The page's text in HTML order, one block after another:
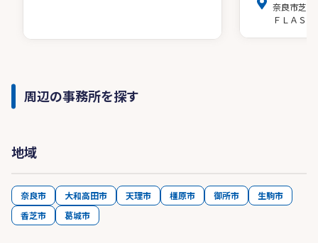
奈良市芝
ＦＬＡＳ
周辺の事務所を探す
地域
奈良市 大和高田市 天理市 橿原市 御所市
生駒市
香芝市
葛城市